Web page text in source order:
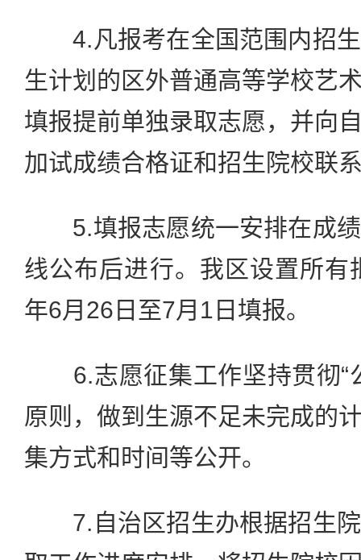
4.凡报考在全国范围内招生
生计划的区外普通高等学校艺
填报提前单独录取志愿，并向
加试成绩合格证和招生院校联
5.填报志愿统一安排在成绩
线公布后进行。我区设置所有
年6月26日至7月1日填报。
6.志愿征集工作坚持贯彻“
原则，做到生源不足未完成的
集方式和时间等公开。
7.自治区招生办根据招生院